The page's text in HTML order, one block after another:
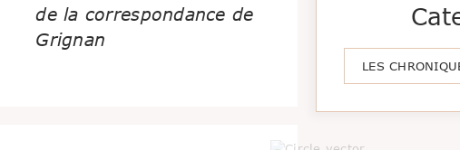
de la correspondance de
Grignan